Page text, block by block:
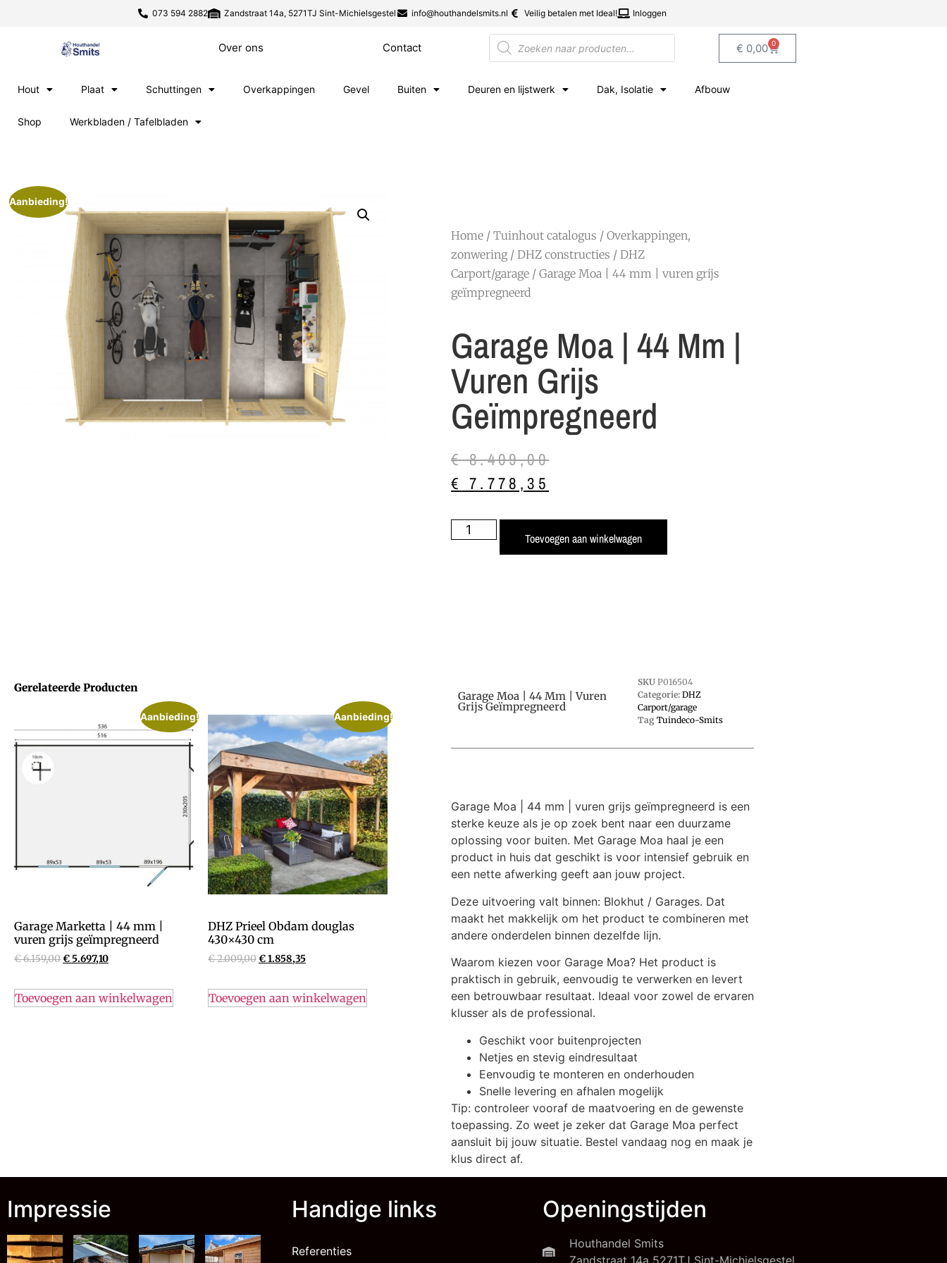
073 594 2882 Zandstraat 14a, 5271TJ Sint-Michielsgestel info@houthandelsmits.nl Veilig betalen met Ideal! Inloggen
Over ons Contact € 0,00 0
Hout Plaat Schuttingen Overkappingen Gevel Buiten Deuren en lijstwerk Dak, Isolatie Afbouw
Shop Werkbladen / Tafelbladen
Aanbieding!
Home / Tuinhout catalogus / Overkappingen,
zonwering/ DHZ constructies / DHZ
Carport/garage / Garage Moa | 44 mm | vuren grijs
geïmpregneerd
Garage Moa | 44 Mm |
Vuren Grijs
Geïmpregneerd
€8.409,00
€ 7.778,35
Toevoegen aan winkelwagen
Gerelateerde Producten
Aanbieding!
Garage Marketta | 44 mm |
vuren grijs geïmpregneerd
€6.159,00€5.697,10
Toevoegen aan winkelwagen
Aanbieding!
DHZ Prieel Obdam douglas
430×430 cm
€2.009,00€1.858,35
Toevoegen aan winkelwagen
Garage Moa | 44 Mm | Vuren
Grijs Geïmpregneerd
SKU P016504
Categorie: DHZ
Carport/garage
Tag Tuindeco-Smits
Garage Moa | 44 mm | vuren grijs geïmpregneerd is een
sterke keuze als je op zoek bent naar een duurzame
oplossing voor buiten. Met Garage Moa haal je een
product in huis dat geschikt is voor intensief gebruik en
een nette afwerking geeft aan jouw project.
Deze uitvoering valt binnen: Blokhut / Garages. Dat
maakt het makkelijk om het product te combineren met
andere onderdelen binnen dezelfde lijn.
Waarom kiezen voor Garage Moa? Het product is
praktisch in gebruik, eenvoudig te verwerken en levert
een betrouwbaar resultaat. Ideaal voor zowel de ervaren
klusser als de professional.
Geschikt voor buitenprojecten
Netjes en stevig eindresultaat
Eenvoudig te monteren en onderhouden
Snelle levering en afhalen mogelijk
Tip: controleer vooraf de maatvoering en de gewenste
toepassing. Zo weet je zeker dat Garage Moa perfect
aansluit bij jouw situatie. Bestel vandaag nog en maak je
klus direct af.
Impressie Handige links
Referenties
Openingstijden
Houthandel Smits
Zandstraat 14a 5271TJ Sint-Michielsgestel